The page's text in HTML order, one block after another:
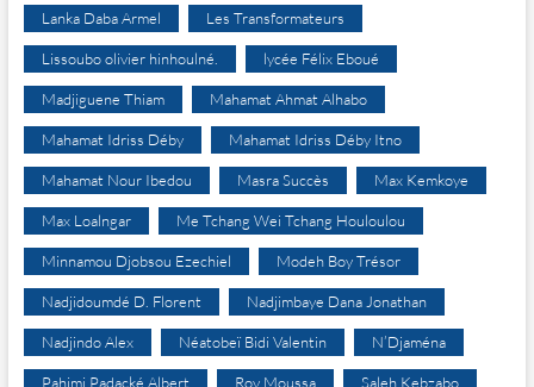
Lanka Daba Armel Les Transformateurs
Lissoubo olivier hinhoulné. lycée Félix Eboué
Madjiguene Thiam Mahamat Ahmat Alhabo
Mahamat Idriss Déby Mahamat Idriss Déby Itno
Mahamat Nour Ibedou Masra Succès Max Kemkoye
Max Loalngar Me Tchang Wei Tchang Houloulou
Minnamou Djobsou Ezechiel Modeh Boy Trésor
Nadjidoumdé D. Florent Nadjimbaye Dana Jonathan
Nadjindo Alex Néatobeï Bidi Valentin N’Djaména
Pahimi Padacké Albert Roy Moussa Saleh Kebzabo